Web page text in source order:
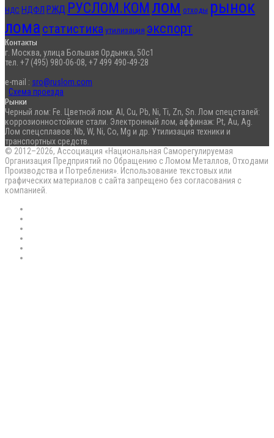
НДС НДФЛ РЖД РУСЛОМ.КОМ лом отходы рынок
лома статистика утилизация экспорт
Контакты
г. Москва, улица Большая Ордынка, 50с1
тел. +7 (495) 980-06-08, +7 499 490-49-28
e-mail : sro@ruslom.com
Схема проезда
Рынки
Черный лом: Fe. Цветной лом: Al, Cu, Pb, Ni, Ti, Zn, Sn. Лом спецсталей:
коррозионностойкие стали. Электронный лом, аффинаж: Pt, Au, Ag.
Лом спецсплавов: Nb, W, Ni, Co, Mg и др. Утилизация техники и
транспортных средств.
© 2012–2026, Ассоциация «Национальная Саморегулируемая
Организация Предприятий по Обращению с Ломом Металлов, Отходами
Производства и Потребления». Использование текстовых или
графических материалов с сайта запрещено без согласования с
компанией.